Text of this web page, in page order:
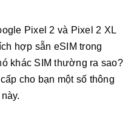
Pixel 2 và Pixel 2 XL
hợp sẵn eSIM trong
khác SIM thường ra sao?
cho bạn một số thông